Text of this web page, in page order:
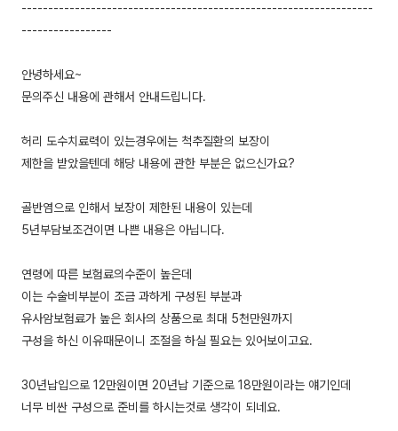
------------------------------------------------------------------
-----------------
안녕하세요~
문의주신 내용에 관해서 안내드립니다.
허리 도수치료력이 있는경우에는 척추질환의 보장이
제한을 받았을텐데 해당 내용에 관한 부분은 없으신가요?
골반염으로 인해서 보장이 제한된 내용이 있는데
5년부담보조건이면 나쁜 내용은 아닙니다.
연령에 따른 보험료의수준이 높은데
이는 수술비부분이 조금 과하게 구성된 부분과
유사암보험료가 높은 회사의 상품으로 최대 5천만원까지
구성을 하신 이유때문이니 조절을 하실 필요는 있어보이고요.
30년납입으로 12만원이면 20년납 기준으로 18만원이라는 얘기인데
너무 비싼 구성으로 준비를 하시는것로 생각이 되네요.